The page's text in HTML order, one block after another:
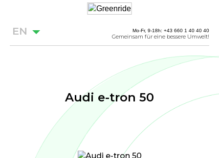
EN Mo-Fr, 9-18h: +43 660 1 40 40 40
Gemeinsam für eine bessere Umwelt!
Audi e-tron 50